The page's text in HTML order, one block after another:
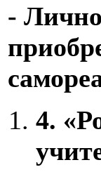
-
4.